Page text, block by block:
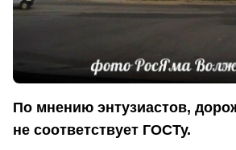
По мнению энтузиастов,
не соответствует ГОСТу.